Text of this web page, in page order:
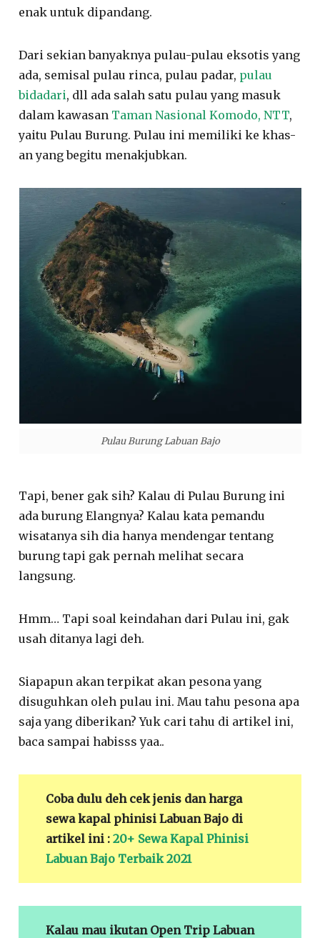
enak untuk dipandang.
Dari sekian banyaknya pulau-pulau eksotis yang
ada, semisal pulau rinca, pulau padar, pulau
bidadari, dll ada salah satu pulau yang masuk
dalam kawasan Taman Nasional Komodo, NTT,
yaitu Pulau Burung. Pulau ini memiliki ke khas-
an yang begitu menakjubkan.
Pulau Burung Labuan Bajo
Tapi, bener gak sih? Kalau di Pulau Burung ini
ada burung Elangnya? Kalau kata pemandu
wisatanya sih dia hanya mendengar tentang
burung tapi gak pernah melihat secara
langsung.
Hmm… Tapi soal keindahan dari Pulau ini, gak
usah ditanya lagi deh.
Siapapun akan terpikat akan pesona yang
disuguhkan oleh pulau ini. Mau tahu pesona apa
saja yang diberikan? Yuk cari tahu di artikel ini,
baca sampai habisss yaa..
Coba dulu deh cek jenis dan harga
sewa kapal phinisi Labuan Bajo di
artikel ini :20+ Sewa Kapal Phinisi
Labuan Bajo Terbaik 2021
Kalau mau ikutan Open Trip Labuan